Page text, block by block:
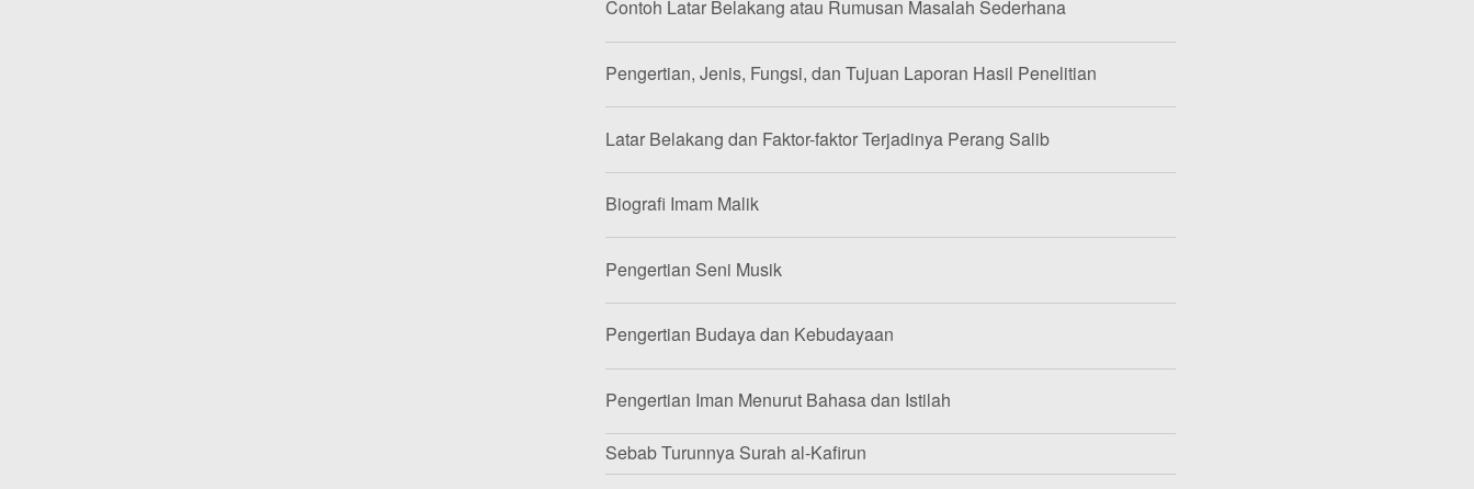
Contoh Latar Belakang atau Rumusan Masalah Sederhana
Pengertian, Jenis, Fungsi, dan Tujuan Laporan Hasil Penelitian
Latar Belakang dan Faktor-faktor Terjadinya Perang Salib
Biografi Imam Malik
Pengertian Seni Musik
Pengertian Budaya dan Kebudayaan
Pengertian Iman Menurut Bahasa dan Istilah
Sebab Turunnya Surah al-Kafirun